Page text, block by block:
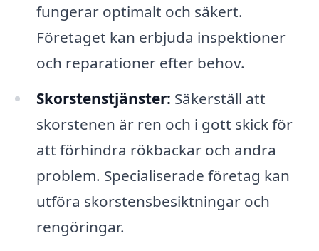
fungerar optimalt och säkert.
Företaget kan erbjuda inspektioner
och reparationer efter behov.
Skorstenstjänster: Säkerställ att
skorstenen är ren och i gott skick för
att förhindra rökbackar och andra
problem. Specialiserade företag kan
utföra skorstensbesiktningar och
rengöringar.